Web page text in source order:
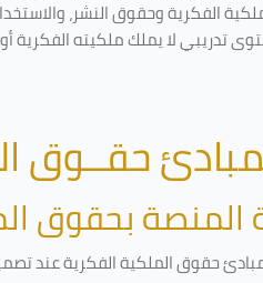
الفكرية وحقوق النشر،
تدريبي لا يملك ملكيته الفكرية
حقــوق
المنصة بحقوق
حقوق الملكية الفكرية عند